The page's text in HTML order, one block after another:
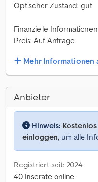
Optischer Zustand: gut
Finanzielle Informationen
Preis: Auf Anfrage
Mehr Informationen
Anbieter
Hinweis:
einloggen, um alle
Registriert seit: 2024
40 Inserate online